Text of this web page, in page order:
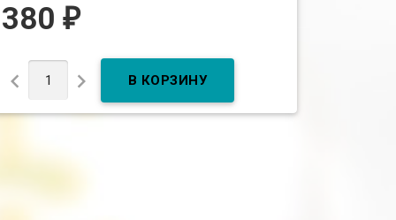
380₽
 